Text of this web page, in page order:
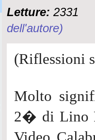
Letture: 2331
dell'autore)
(Riflessioni
Molto
2� di Lino